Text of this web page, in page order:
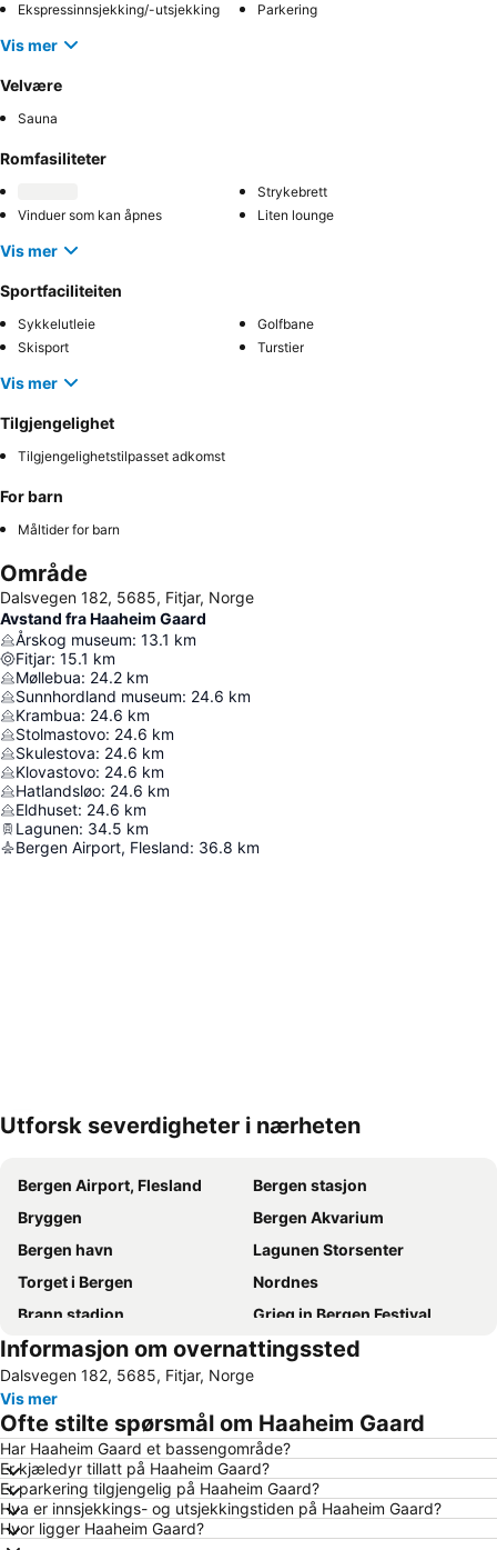
Ekspressinnsjekking/-utsjekking Parkering
Vis mer
Velvære
Sauna
Romfasiliteter
Strykebrett
Vinduer som kan åpnes
Liten lounge
Vis mer
Sportfaciliteiten
Sykkelutleie
Golfbane
Skisport
Turstier
Vis mer
Tilgjengelighet
Tilgjengelighetstilpasset adkomst
For barn
Måltider for barn
Område
Dalsvegen 182, 5685, Fitjar, Norge
Avstand fra Haaheim Gaard
Årskog museum: 13.1 km
Fitjar: 15.1 km
Møllebua: 24.2 km
Sunnhordland museum: 24.6 km
Krambua: 24.6 km
Stolmastovo: 24.6 km
Skulestova: 24.6 km
Klovastovo: 24.6 km
Hatlandsløo: 24.6 km
Eldhuset: 24.6 km
Lagunen: 34.5 km
Bergen Airport, Flesland: 36.8 km
Utforsk severdigheter i nærheten
Bergen Airport, Flesland
Bergen stasjon
Bryggen
Bergen Akvarium
Bergen havn
Lagunen Storsenter
Torget i Bergen
Nordnes
Brann stadion
Grieg in Bergen Festival
Bergen Storsenter
Hurtigruteterminalen
Hardanger Fjord
Fløibanen AS
Lysefjord
Byparken
Stord Airport
Fantoft Stavkirke
Bergens-Expressen
Bergen Cable
7th Competition Law and Economics European Network Workhop
Håkonshallen
Bergen Kunstmuseum
8th North Atlantic Seafood Conferenc
Informasjon om overnattingssted
Dalsvegen 182, 5685, Fitjar, Norge
Vis mer
Ofte stilte spørsmål om Haaheim Gaard
Har Haaheim Gaard et bassengområde?
Er kjæledyr tillatt på Haaheim Gaard?
Er parkering tilgjengelig på Haaheim Gaard?
Hva er innsjekkings- og utsjekkingstiden på Haaheim Gaard?
Hvor ligger Haaheim Gaard?